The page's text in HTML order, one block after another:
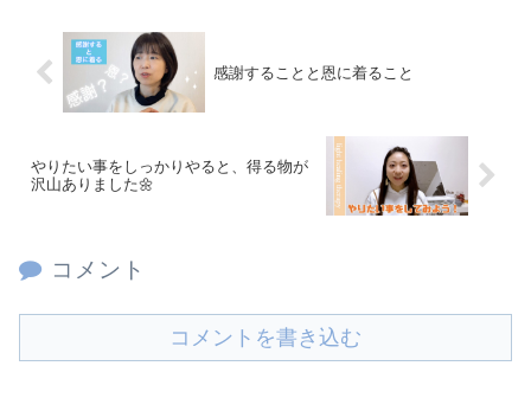
感謝することと恩に着ること
やりたい事をしっかりやると、得る物が
沢山ありました🌼
コメント
コメントを書き込む